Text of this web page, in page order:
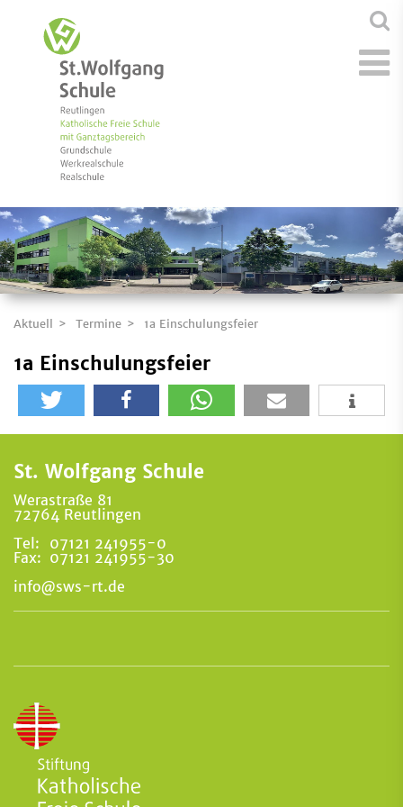
Aktuell Termine 1a Einschulungsfeier
1a Einschulungsfeier
St. Wolfgang Schule
Werastraße 81
72764 Reutlingen
Tel:
07121 241955-0
Fax: 07121 241955-30
info@sws-rt.de